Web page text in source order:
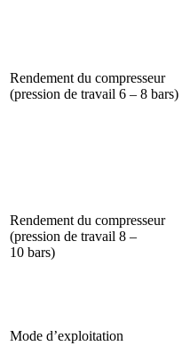
Rendement du compresseur
(pression de travail 6 – 8 bars)
Rendement du compresseur
(pression de travail 8 –
10 bars)
Mode d’exploitation